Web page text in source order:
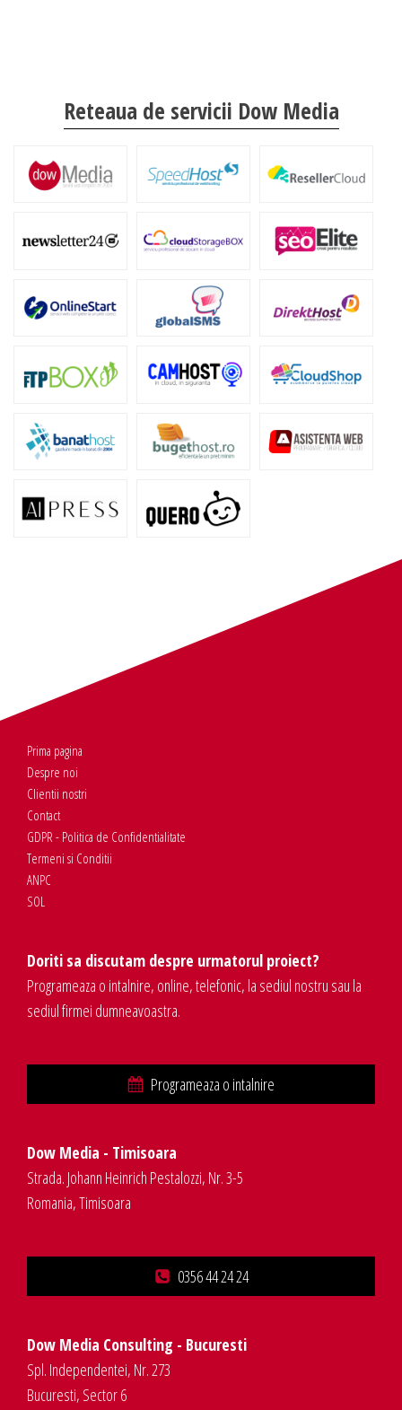
Reteaua de servicii Dow Media
Prima pagina
Despre noi
Clientii nostri
Contact
GDPR - Politica de Confidentialitate
Termeni si Conditii
ANPC
SOL
Doriti sa discutam despre urmatorul proiect?
Programeaza o intalnire, online, telefonic, la sediul nostru sau la
sediul firmei dumneavoastra.
Programeaza o intalnire
Dow Media - Timisoara
Strada. Johann Heinrich Pestalozzi, Nr. 3-5
Romania, Timisoara
0356 44 24 24
Dow Media Consulting - Bucuresti
Spl. Independentei, Nr. 273
Bucuresti, Sector 6